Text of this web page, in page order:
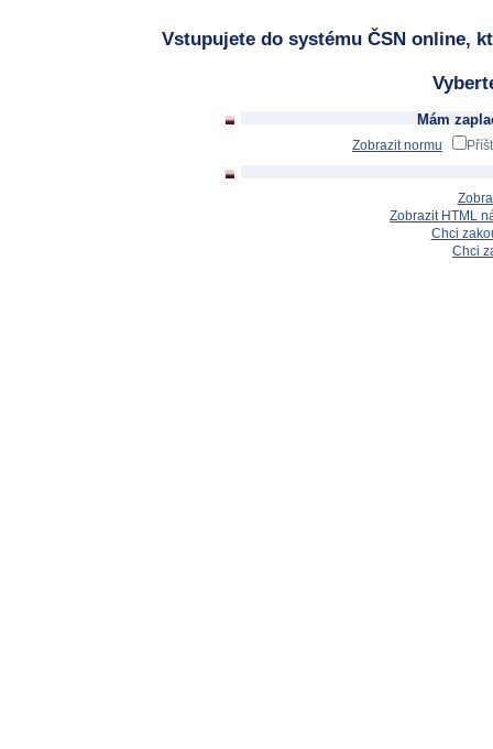
Vstupujete do systému ČSN online,
Mám
Zobrazit normu
Zobrazit HTML
Chci
Chci